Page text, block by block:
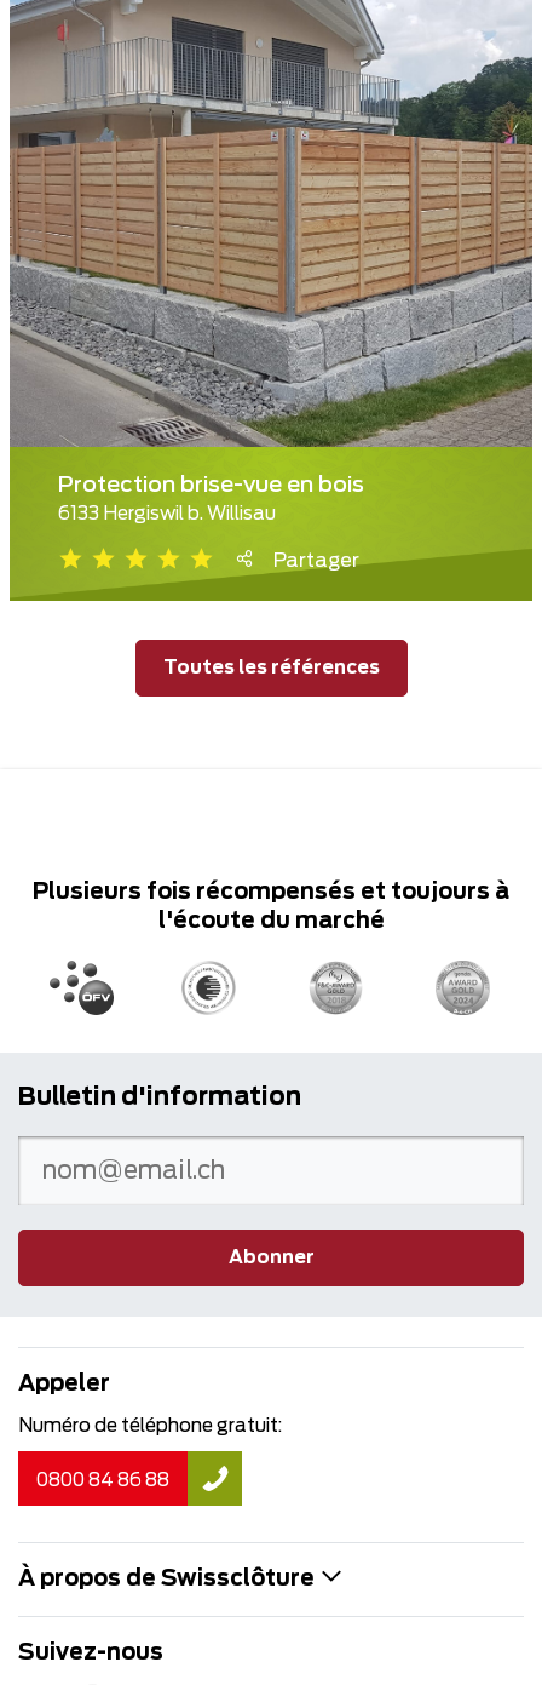
Protection brise-vue en bois
6133 Hergiswil b. Willisau
Partager
Toutes les références
Plusieurs fois récompensés et toujours à
l'écoute du marché
Bulletin d'information
Abonner
Appeler
Numéro de téléphone gratuit:
0800 84 86 88
À propos de Swissclôture
Suivez-nous